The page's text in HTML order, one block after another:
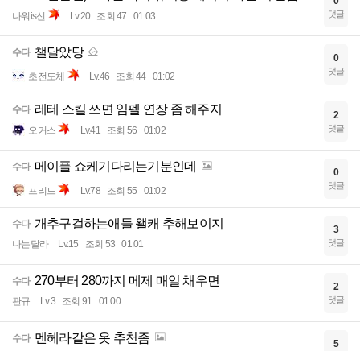
나워is신 Lv.20 조회 47 01:03 댓글
수다 챌달았당
초전도체 Lv.46 조회 44 01:02
0
댓글
수다 레테 스킬 쓰면 임펠 연장 좀 해주지
오커스 Lv.41 조회 56 01:02
2
댓글
수다 메이플 쇼케기다리는기분인데
프리드 Lv.78 조회 55 01:02
0
댓글
수다 개추구걸하는애들 왤캐 추해보이지
나는달라 Lv.15 조회 53 01:01
3
댓글
수다 270부터 280까지 메제 매일 채우면
관규 Lv.3 조회 91 01:00
2
댓글
수다 멘헤라같은 옷 추천좀 5